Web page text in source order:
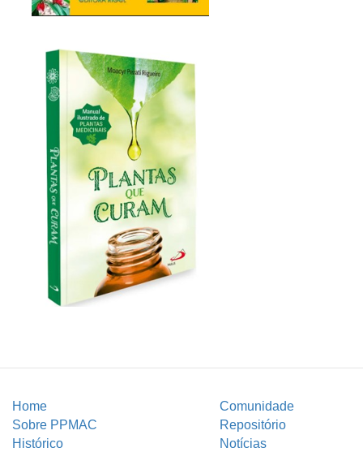
Home
Comunidade
Sobre PPMAC
Repositório
Histórico
Notícias